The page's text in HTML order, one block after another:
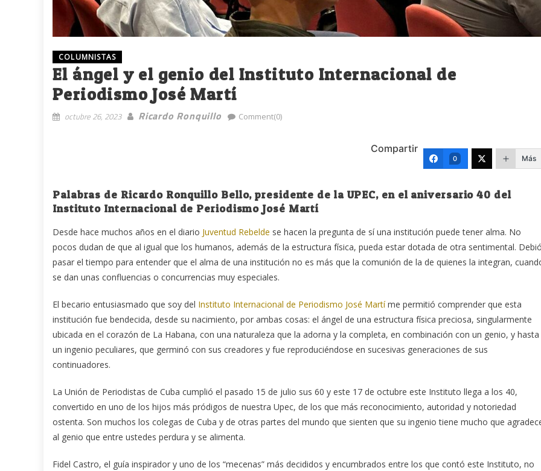
COLUMNISTAS
El ángel y el genio del Instituto Internacional de
Periodismo José Martí
octubre 26, 2023 Ricardo Ronquillo Comment(0)
Compartir
0 Más
Palabras de Ricardo Ronquillo Bello, presidente de la UPEC, en el aniversario 40 del
Instituto Internacional de Periodismo José Martí
Desde hace muchos años en el diario Juventud Rebelde se hacen la pregunta de sí una institución puede tener alma. No
pocos dudan de que al igual que los humanos, además de la estructura física, pueda estar dotada de otra sentimental.
pasar el tiempo para entender que el alma de una institución no es más que la comunión de la de quienes la integran,
se dan unas confluencias o concurrencias muy especiales.
El becario entusiasmado que soy del Instituto Internacional de Periodismo José Martíme permitió comprender que esta
institución fue bendecida, desde su nacimiento, por ambas cosas: el ángel de una estructura física preciosa, singularmente
ubicada en el corazón de La Habana, con una naturaleza que la adorna y la completa, en combinación con un genio, y hasta
un ingenio peculiares, que germinó con sus creadores y fue reproduciéndose en sucesivas generaciones de sus
continuadores.
La Unión de Periodistas de Cuba cumplió el pasado 15 de julio sus 60 y este 17 de octubre este Instituto llega a los 40,
convertido en uno de los hijos más pródigos de nuestra Upec, de los que más reconocimiento, autoridad y notoriedad
ostenta. Son muchos los colegas de Cuba y de otras partes del mundo que sienten que su ingenio tiene mucho que
al genio que entre ustedes perdura y se alimenta.
Fidel Castro, el guía inspirador y uno de los “mecenas” más decididos y encumbrados entre los que contó este Instituto, no